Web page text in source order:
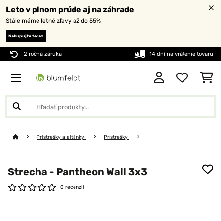
Leto v plnom prúde aj na záhrade
Stále máme letné zľavy až do 55%
Nakupujte teraz
2 ročná záruka 14 dní na vrátenie tovaru
Prístrešky a altánky Prístrešky
Strecha - Pantheon Wall 3x3
0 recenzií